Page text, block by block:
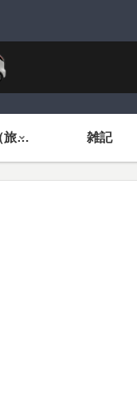
旅するイエデンワ（旅ネタ） 雑記